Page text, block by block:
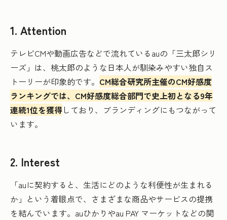
1. Attention
テレビCMや動画広告などで流れているauの「三太郎シリ
ーズ」は、桃太郎のような日本人が馴染みやすい独自ス
トーリーが印象的です。 CM総合研究所主催のCM好感度
ランキングでは、CM好感度総合部門で史上初となる9年
連続1位を獲得しており、ブランディングにもつながって
います。
2. Interest
「auに契約すると、生活にどのような利便性が生まれる
か」という着眼点で、さまざまな商品やサービスの提携
を結んでいます。auひかりやau PAY マーケットなどの関